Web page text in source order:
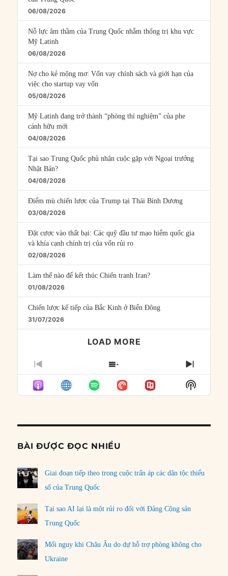
06/08/2026
Nỗ lực âm thầm của Trung Quốc nhằm thống trị khu vực
Mỹ Latinh
06/08/2026
Nợ cho kẻ mộng mơ: Vốn vay chính sách và giới hạn của
việc cho startup vay vốn
05/08/2026
Mỹ Latinh đang trở thành “phòng thí nghiệm” của phe
cánh hữu mới
04/08/2026
Tại sao Trung Quốc phủ nhận cuộc gặp với Ngoại trưởng
Nhật Bản?
04/08/2026
Điểm mù chiến lược của Trump tại Thái Bình Dương
03/08/2026
Đặt cược vào thất bại: Các quỹ đầu tư mạo hiểm quốc gia
và khía cạnh chính trị của vốn rủi ro
02/08/2026
Làm thế nào để kết thúc Chiến tranh Iran?
01/08/2026
Chiến lược kế tiếp của Bắc Kinh ở Biển Đông
31/07/2026
LOAD MORE
PREVIOUS
EPISODE
SHOW
EPISODES
LIST
NEXT
Show
Podcast
BÀI ĐƯỢC ĐỌC NHIỀU
Giai đoạn tiếp theo trong cuộc trấn áp các dân tộc thiểu
số của Trung Quốc
Tại sao AI lại là một rủi ro đối với Đảng Cộng sản
Trung Quốc
Mối nguy khi Châu Âu do dự hỗ trợ phòng không cho
Ukraine